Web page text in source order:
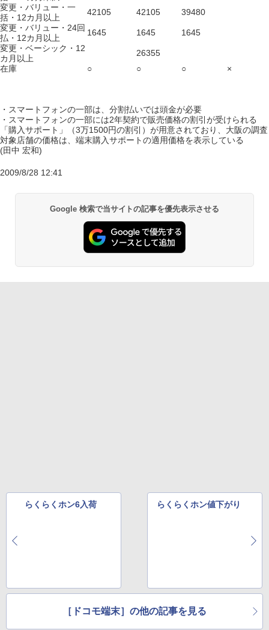
変更・バリュー・一
括・12カ月以上
42105 42105
39480
変更・バリュー・24回
払・12カ月以上
1645 1645
1645
変更・ベーシック・12
カ月以上
26355
在庫
○ ○ ○ ×
・スマートフォンの一部は、分割払いでは頭金が必要
・スマートフォンの一部には2年契約で販売価格の割引が受けられる
「購入サポート」（3万1500円の割引）が用意されており、大阪の調査
対象店舗の価格は、端末購入サポートの適用価格を表示している
(田中 宏和)
2009/8/28 12:41
Google 検索で当サイトの記事を優先表示させる
らくらくホン6入荷 らくらくホン値下がり
［ドコモ端末］の他の記事を見る